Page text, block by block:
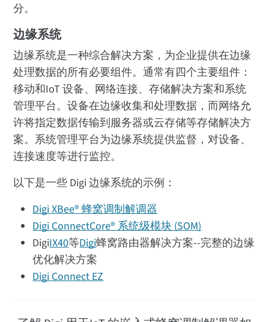
分。
边缘系统
边缘系统是一种综合解决方案，为企业提供在边缘
处理数据的所有必要组件。通常有四个主要组件：
移动和IoT 设备、网络连接、存储解决方案和系统
管理平台。设备在边缘收集和处理数据，而网络允
许将指定数据传输到服务器或云存储等存储解决方
案。系统管理平台为边缘系统提供监督，对设备、
连接速度等进行监控。
以下是一些 Digi 边缘系统的示例：
Digi XBee® 蜂窝调制解调器
Digi ConnectCore® 系统级模块 (SOM)
DigiIX40等Digi蜂窝路由器解决方案--完整的边缘
优化解决方案
Digi Connect EZ